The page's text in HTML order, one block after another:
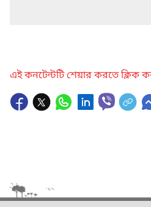
এই কনটেন্টটি শেয়ার করতে ক্লিক